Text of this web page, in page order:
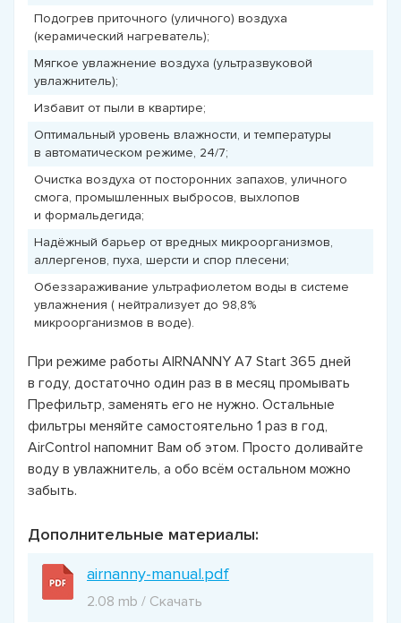
Подогрев приточного (уличного) воздуха
(керамический нагреватель);
Мягкое увлажнение воздуха (ультразвуковой
увлажнитель);
Избавит от пыли в квартире;
Оптимальный уровень влажности, и температуры
в автоматическом режиме, 24/7;
Очистка воздуха от посторонних запахов, уличного
смога, промышленных выбросов, выхлопов
и формальдегида;
Надёжный барьер от вредных микроорганизмов,
аллергенов, пуха, шерсти и спор плесени;
Обеззараживание ультрафиолетом воды в системе
увлажнения ( нейтрализует до 98,8%
микроорганизмов в воде).
При режиме работы AIRNANNY A7 Start 365 дней
в году, достаточно один раз в в месяц промывать
Префильтр, заменять его не нужно. Остальные
фильтры меняйте самостоятельно 1 раз в год,
AirControl напомнит Вам об этом. Просто доливайте
воду в увлажнитель, а обо всём остальном можно
забыть.
Дополнительные материалы:
airnanny-manual.pdf
2.08 mb / Скачать